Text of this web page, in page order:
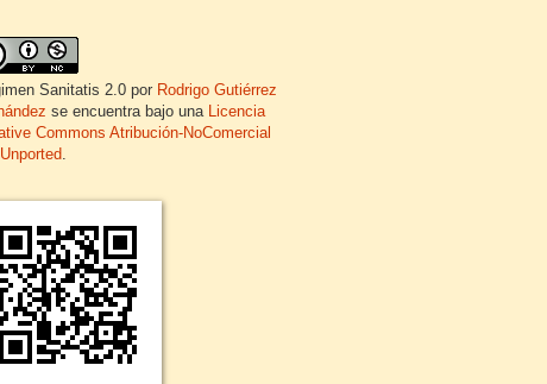
Sanitatis 2.0 por Rodrigo Gutiérrez
se encuentra bajo una
Licencia
Commons Atribución-NoComercial